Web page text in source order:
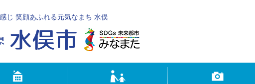
じ 笑顔あふれる元気なまち 水俣